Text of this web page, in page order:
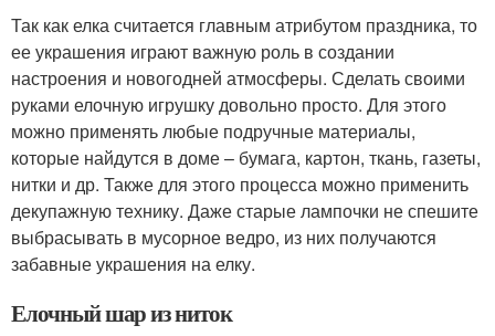
Так как елка считается главным атрибутом праздника, то
ее украшения играют важную роль в создании
настроения и новогодней атмосферы. Сделать своими
руками елочную игрушку довольно просто. Для этого
можно применять любые подручные материалы,
которые найдутся в доме – бумага, картон, ткань, газеты,
нитки и др. Также для этого процесса можно применить
декупажную технику. Даже старые лампочки не спешите
выбрасывать в мусорное ведро, из них получаются
забавные украшения на елку.
Елочный шар из ниток